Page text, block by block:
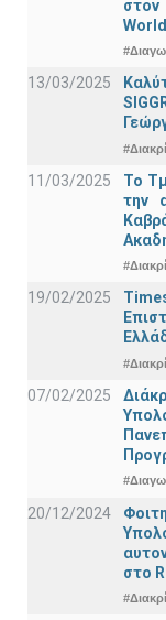
στον
13/03/2025
11/03/2025
Το
την
19/02/2025
07/02/2025
20/12/2024
στο